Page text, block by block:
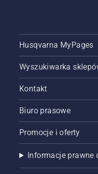
Husqvarna MyPages
Wyszukiwarka
Kontakt
Biuro prasowe
Promocje i oferty
Informacje prawne